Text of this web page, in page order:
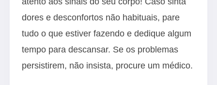
dores e desconfortos não habituais, pare
tudo o que estiver fazendo e dedique algum
tempo para descansar. Se os problemas
persistirem, não insista, procure um médico.